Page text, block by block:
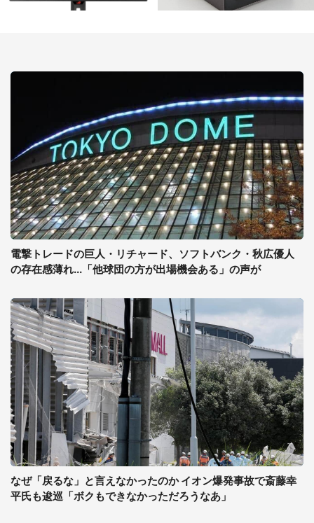
電撃トレードの巨人・リチャード、ソフトバンク・秋広優人
の存在感薄れ...「他球団の方が出場機会ある」の声が
なぜ「戻るな」と言えなかったのか イオン爆発事故で斎藤幸
平氏も逡巡「ボクもできなかっただろうなあ」